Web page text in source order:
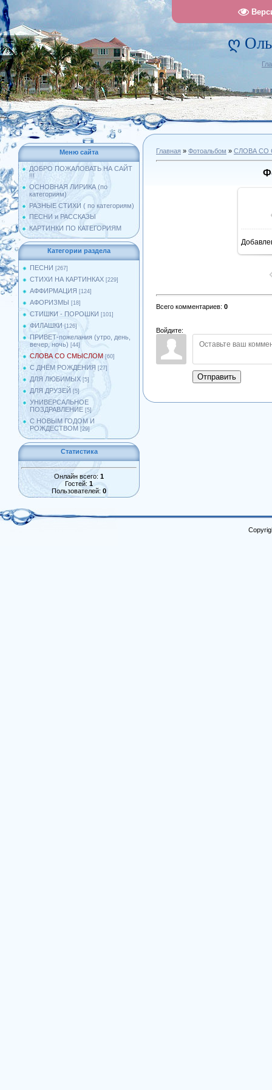
ღ
Меню сайта
ДОБРО ПОЖАЛОВАТЬ НА САЙТ
!!!
ОСНОВНАЯ ЛИРИКА (по
категориям)
РАЗНЫЕ СТИХИ ( по категориям)
ПЕСНИ и РАССКАЗЫ
КАРТИНКИ ПО КАТЕГОРИЯМ
Категории раздела
ПЕСНИ [267]
СТИХИ НА КАРТИНКАХ [229]
АФФИРМАЦИЯ [124]
АФОРИЗМЫ [18]
СТИШКИ - ПОРОШКИ [101]
ФИЛАШКИ [126]
ПРИВЕТ-пожелания (утро, день,
вечер, ночь) [44]
СЛОВА СО СМЫСЛОМ [60]
С ДНЁМ РОЖДЕНИЯ [27]
ДЛЯ ЛЮБИМЫХ [5]
ДЛЯ ДРУЗЕЙ [5]
УНИВЕРСАЛЬНОЕ
ПОЗДРАВЛЕНИЕ [5]
С НОВЫМ ГОДОМ И
РОЖДЕСТВОМ [29]
Статистика
Онлайн всего: 1
Гостей: 1
Пользователей: 0
Главная » Фотоальбом » СЛОВА
Всего комментариев: 0
Войдите:
Отправить